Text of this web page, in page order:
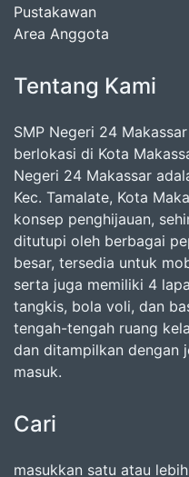
Pustakawan
Area Anggota
Tentang Kami
SMP Negeri 24
berlokasi di Kota
Negeri 24 Makassar
Kec. Tamalate, Kota
konsep penghijauan,
ditutupi oleh berbagai
besar, tersedia untuk
serta juga memiliki 4
tangkis, bola voli, dan
tengah-tengah ruang
dan ditampilkan dengan
masuk.
Cari
masukkan satu atau